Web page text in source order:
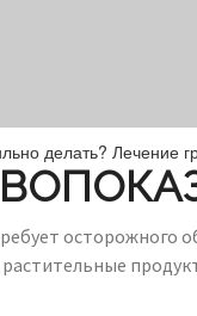
делать? Лечение
осторожного